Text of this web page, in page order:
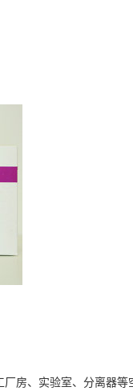
房、实验室、分离器等